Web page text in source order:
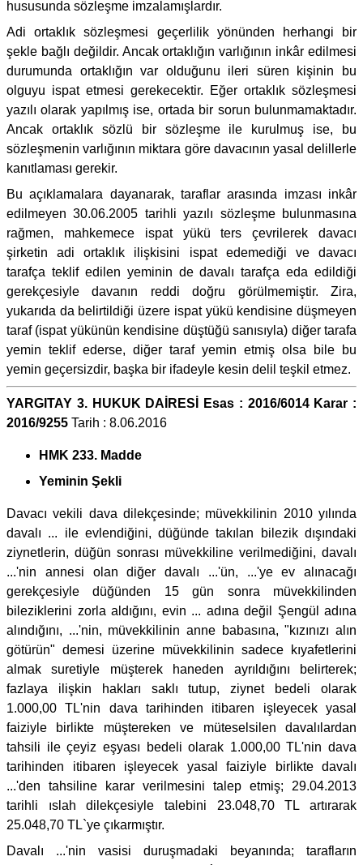
hususunda sözleşme imzalamışlardır.
Adi ortaklık sözleşmesi geçerlilik yönünden herhangi bir
şekle bağlı değildir. Ancak ortaklığın varlığının inkâr edilmesi
durumunda ortaklığın var olduğunu ileri süren kişinin bu
olguyu ispat etmesi gerekecektir. Eğer ortaklık sözleşmesi
yazılı olarak yapılmış ise, ortada bir sorun bulunmamaktadır.
Ancak ortaklık sözlü bir sözleşme ile kurulmuş ise, bu
sözleşmenin varlığının miktara göre davacının yasal delillerle
kanıtlaması gerekir.
Bu açıklamalara dayanarak, taraflar arasında imzası inkâr
edilmeyen 30.06.2005 tarihli yazılı sözleşme bulunmasına
rağmen, mahkemece ispat yükü ters çevrilerek davacı
şirketin adi ortaklık ilişkisini ispat edemediği ve davacı
tarafça teklif edilen yeminin de davalı tarafça eda edildiği
gerekçesiyle davanın reddi doğru görülmemiştir. Zira,
yukarıda da belirtildiği üzere ispat yükü kendisine düşmeyen
taraf (ispat yükünün kendisine düştüğü sanısıyla) diğer tarafa
yemin teklif ederse, diğer taraf yemin etmiş olsa bile bu
yemin geçersizdir, başka bir ifadeyle kesin delil teşkil etmez.
YARGITAY 3. HUKUK DAİRESİ Esas : 2016/6014 Karar :
2016/9255 Tarih : 8.06.2016
HMK 233. Madde
Yeminin Şekli
Davacı vekili dava dilekçesinde; müvekkilinin 2010 yılında
davalı ... ile evlendiğini, düğünde takılan bilezik dışındaki
ziynetlerin, düğün sonrası müvekkiline verilmediğini, davalı
...'nin annesi olan diğer davalı ...'ün, ...'ye ev alınacağı
gerekçesiyle düğünden 15 gün sonra müvekkilinden
bileziklerini zorla aldığını, evin ... adına değil Şengül adına
alındığını, ...'nin, müvekkilinin anne babasına, "kızınızı alın
götürün" demesi üzerine müvekkilinin sadece kıyafetlerini
almak suretiyle müşterek haneden ayrıldığını belirterek;
fazlaya ilişkin hakları saklı tutup, ziynet bedeli olarak
1.000,00 TL'nin dava tarihinden itibaren işleyecek yasal
faiziyle birlikte müştereken ve müteselsilen davalılardan
tahsili ile çeyiz eşyası bedeli olarak 1.000,00 TL'nin dava
tarihinden itibaren işleyecek yasal faiziyle birlikte davalı
...'den tahsiline karar verilmesini talep etmiş; 29.04.2013
tarihli ıslah dilekçesiyle talebini 23.048,70 TL artırarak
25.048,70 TL`ye çıkarmıştır.
Davalı ...'nin vasisi duruşmadaki beyanında; tarafların